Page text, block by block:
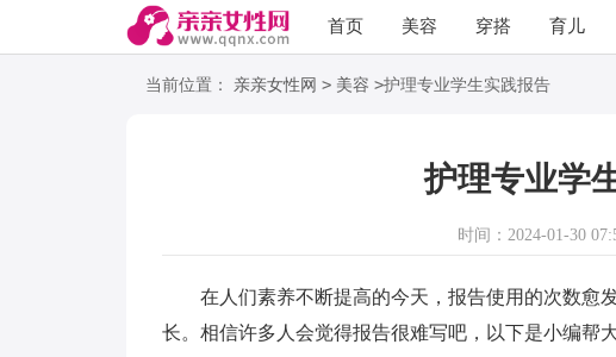
首页 美容 穿搭 育儿
语录 阅读
当前位置： 亲亲女性网 > 美容 >护理专业学生实践报告
护理专业学
时间：2024-01-30
在人们素养不断提高的今天，报告使用的次数愈
长。相信许多人会觉得报告很难写吧，以下是小编帮